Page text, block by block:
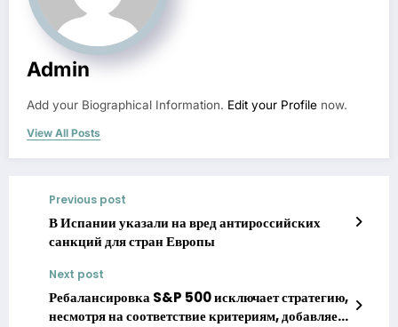
Admin
Add your Biographical Information. Edit your Profile now.
View All Posts
Previous post
В Испании указали на вред антироссийских
санкций для стран Европы
Next post
Ребалансировка S&P 500 исключает стратегию,
несмотря на соответствие критериям, добавляет